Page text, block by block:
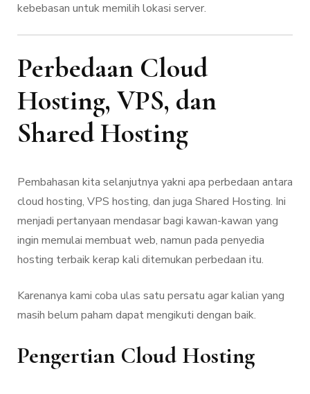
kebebasan untuk memilih lokasi server.
Perbedaan Cloud
Hosting, VPS, dan
Shared Hosting
Pembahasan kita selanjutnya yakni apa perbedaan antara
cloud hosting, VPS hosting, dan juga Shared Hosting. Ini
menjadi pertanyaan mendasar bagi kawan-kawan yang
ingin memulai membuat web, namun pada penyedia
hosting terbaik kerap kali ditemukan perbedaan itu.
Karenanya kami coba ulas satu persatu agar kalian yang
masih belum paham dapat mengikuti dengan baik.
Pengertian Cloud Hosting